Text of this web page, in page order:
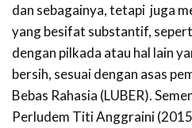
dan sebagainya, tetapi juga
yang besifat substantif,
dengan pilkada atau hal lain
bersih, sesuai dengan asas
Bebas Rahasia (LUBER).
Perludem Titi Anggraini